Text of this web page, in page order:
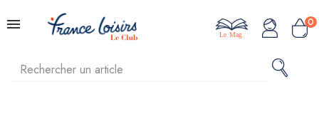
0
Le Mag